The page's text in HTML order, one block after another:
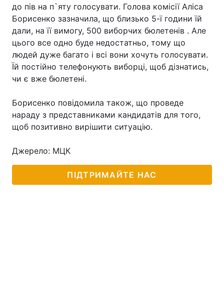
Головна Війна
Україна Політика
Економіка
Наука
до пів на п`яту голосувати. Голова комісії Аліса
Борисенко зазначила, що близько 5-ї години їй
дали, на її вимогу, 500 виборчих бюлетенів . Але
цього все одно буде недостатньо, тому що
людей дуже багато і всі вони хочуть голосувати.
Їй постійно телефонують виборці, щоб дізнатись,
чи є вже бюлетені.
Борисенко повідомила також, що проведе
нараду з представниками кандидатів для того,
щоб позитивно вирішити ситуацію.
Джерело: МЦК
ПІДТРИМАЙТЕ НАС